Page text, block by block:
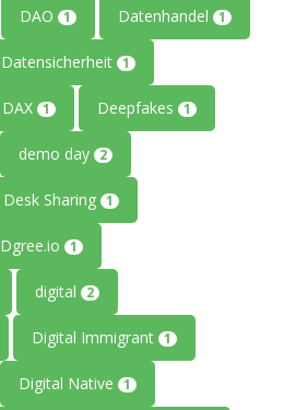
DAO 1 Datenhandel 1
Datensicherheit 1
DAX 1 Deepfakes 1
demo day 2
Desk Sharing 1
Dgree.io 1
digital 2
Digital Immigrant 1
Digital Native 1